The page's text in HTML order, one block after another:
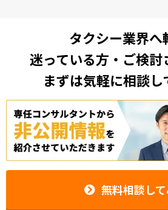
タクシー業界へ
迷っている方・ご検討
まずは気軽に相談し
無料相談し